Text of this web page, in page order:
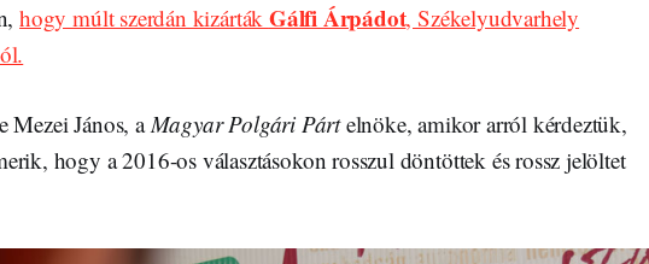
hogy múlt szerdán kizárták Gálfi Árpádot, Székelyudvarhely
Mezei János, aMagyar Polgári Pártelnöke, amikor arról kérdeztük,
hogy a 2016-os választásokon rosszul döntöttek és rossz jelöltet